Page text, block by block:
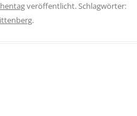
veröffentlicht. Schlagwörter:
.